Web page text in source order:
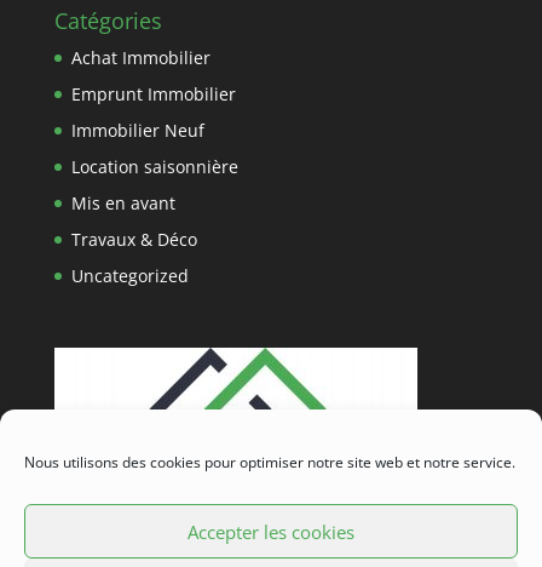
Nous utilisons des cookies pour optimiser notre site web et notre service.
Accepter les cookies
Catégories
Achat Immobilier
Emprunt Immobilier
Immobilier Neuf
Location saisonnière
Mis en avant
Travaux & Déco
Uncategorized